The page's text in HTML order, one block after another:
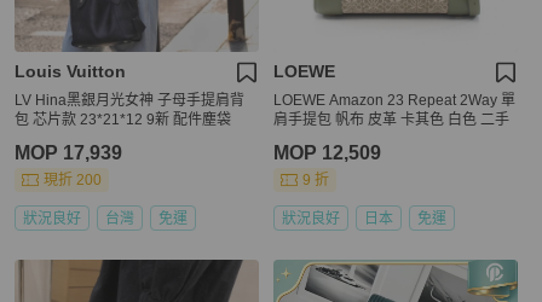
Louis Vuitton
LV Hina黑銀月光女神 子母手提肩背
包 芯片款 23*21*12 9新 配件塵袋
MOP 17,939
現折 200
狀況良好 台灣 免運
LOEWE
LOEWE Amazon 23 Repeat 2Way 單
肩手提包 帆布 皮革 卡其色 白色 二手
MOP 12,509
9 折
狀況良好 日本 免運